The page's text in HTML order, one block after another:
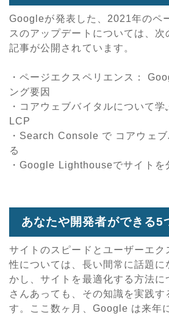
Googleが発表した、2021年のペ
スのアップデートについては、次
記事が公開されています。
・ページエクスペリエンス：
ング要因
・コアウェブバイタルについて学
LCP
・Search Console で コアウェ
る
・Google Lighthouseでサイトを
あなたや開発者ができる5
サイトのスピードとユーザーエク
性については、長い間常に話題に
かし、サイトを最適化する方法に
さんあっても、その知識を実践
す。ここ数ヶ月、Google は来年